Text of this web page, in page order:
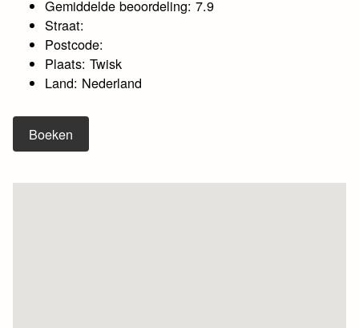
Gemiddelde beoordeling: 7.9
Straat:
Postcode:
Plaats: Twisk
Land: Nederland
Boeken